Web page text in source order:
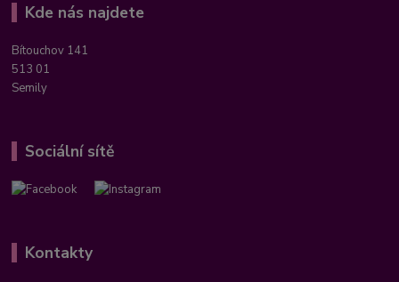
Kde nás najdete
Bítouchov 141
513 01
Semily
Sociální sítě
Kontakty